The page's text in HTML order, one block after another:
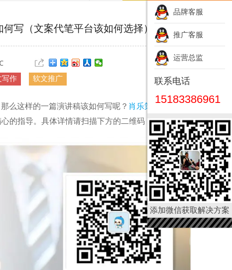
写（文案代笔平台该如何选择）
写作 软文推广
么这样的一篇演讲稿该如何写呢？ 肖乐策划
的指导。具体详情请扫描下方的二维码：
品牌客服
推广客服
运营总监
联系电话
15183386961
添加微信获取解决方案